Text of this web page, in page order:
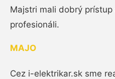
Majstri mali dobrý
profesionáli.
MAJO
Cez i-elektrikar.sk sme